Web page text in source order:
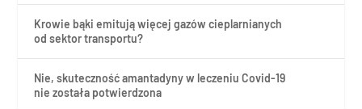
Krowie bąki emitują więcej gazów cieplarnianych
od sektor transportu?
Nie, skuteczność amantadyny w leczeniu Covid-19
nie została potwierdzona